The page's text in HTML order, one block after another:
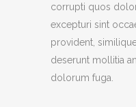
corrupti quos
excepturi sint
provident,
deserunt mollitia
dolorum fuga.